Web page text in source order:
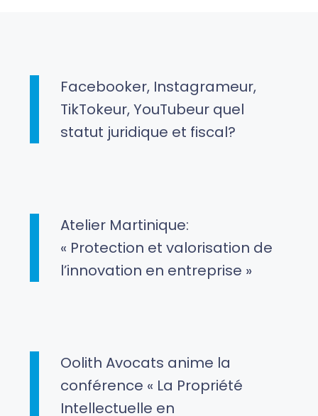
Facebooker, Instagrameur,
TikTokeur, YouTubeur quel
statut juridique et fiscal?
Atelier Martinique:
« Protection et valorisation de
l’innovation en entreprise »
Oolith Avocats anime la
conférence « La Propriété
Intellectuelle en